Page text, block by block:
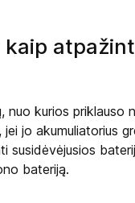
nuo kurios priklauso
jo akumuliatorius
susidėvėjusios
bateriją.